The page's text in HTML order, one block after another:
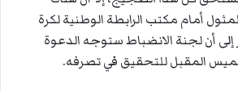
أمام مكتب الرابطة الوطنية لكرة
أن لجنة الانضباط ستوجه الدعوة
المقبل للتحقيق في تصرفه.